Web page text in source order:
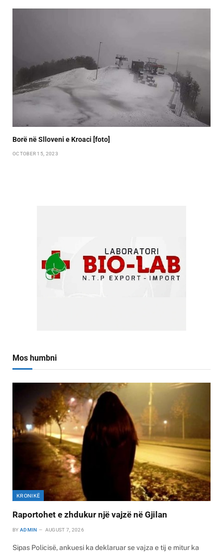
Borë në Slloveni e Kroaci [foto]
OCTOBER 15, 2023
Mos humbni
KRONIKË
Raportohet e zhdukur një vajzë në Gjilan
BY ADMIN AUGUST 7, 2026
Sipas Policisë, ankuesi ka deklaruar se vajza e tij e mitur ka